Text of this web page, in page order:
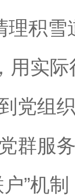
理积雪
用实
党组
群服
户”机